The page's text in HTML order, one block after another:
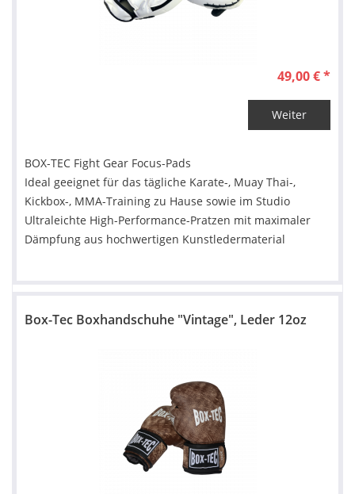
49,00 € *
Weiter
BOX-TEC Fight Gear Focus-Pads
Ideal geeignet für das tägliche Karate-, Muay Thai-,
Kickbox-, MMA-Training zu Hause sowie im Studio
Ultraleichte High-Performance-Pratzen mit maximaler
Dämpfung aus hochwertigen Kunstledermaterial
Box-Tec Boxhandschuhe "Vintage", Leder 12oz